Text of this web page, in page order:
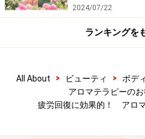
2024/07/22
ランキングを
All About > ビューティ > ボデ
アロマテラピーの
疲労回復に効果的！ アロ